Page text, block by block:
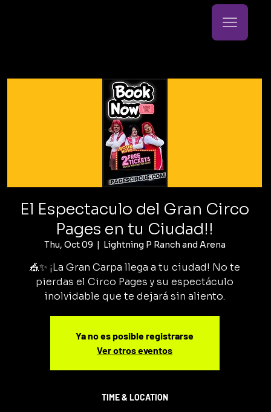
El Espectaculo del Gran Circo
Pages en tu Ciudad!!
Thu, Oct 09
  |
Lightning P Ranch and Arena
🎪✨ ¡La Gran Carpa llega a tu ciudad! No te
pierdas el Circo Pages y su espectáculo
inolvidable que te dejará sin aliento.
Ya no es posible registrarse
Ver otros eventos
TIME & LOCATION